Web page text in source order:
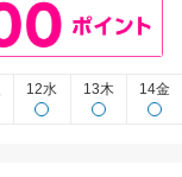
12水 13木 14金